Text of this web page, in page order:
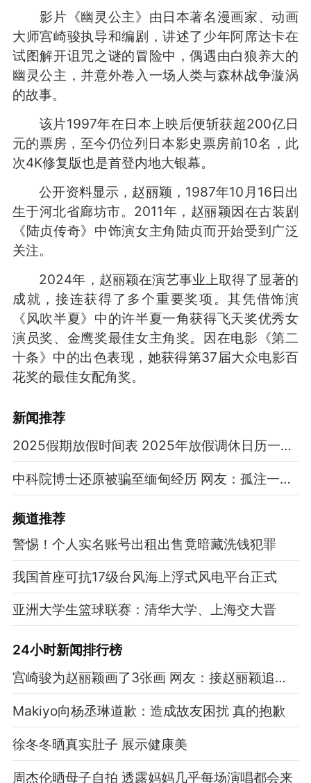
影片《幽灵公主》由日本著名漫画家、动画
大师宫崎骏执导和编剧，讲述了少年阿席达卡在
试图解开诅咒之谜的冒险中，偶遇由白狼养大的
幽灵公主，并意外卷入一场人类与森林战争漩涡
的故事。
该片1997年在日本上映后便斩获超200亿日
元的票房，至今仍位列日本影史票房前10名，此
次4K修复版也是首登内地大银幕。
公开资料显示，赵丽颖，1987年10月16日出
生于河北省廊坊市。2011年，赵丽颖因在古装剧
《陆贞传奇》中饰演女主角陆贞而开始受到广泛
关注。
2024年，赵丽颖在演艺事业上取得了显著的
成就，接连获得了多个重要奖项。其凭借饰演
《风吹半夏》中的许半夏一角获得飞天奖优秀女
演员奖、金鹰奖最佳女主角奖。因在电影《第二
十条》中的出色表现，她获得第37届大众电影百
花奖的最佳女配角奖。
新闻推荐
2025假期放假时间表 2025年放假调休日历一览表
中科院博士还原被骗至缅甸经历 网友：孤注一掷现实版
频道推荐
警惕！个人实名账号出租出售竟暗藏洗钱犯罪
我国首座可抗17级台风海上浮式风电平台正式
亚洲大学生篮球联赛：清华大学、上海交大晋
24小时新闻排行榜
宫崎骏为赵丽颖画了3张画 网友：接赵丽颖追星运
Makiyo向杨丞琳道歉：造成故友困扰 真的抱歉
徐冬冬晒真实肚子 展示健康美
周杰伦晒母子自拍 透露妈妈几乎每场演唱都会来